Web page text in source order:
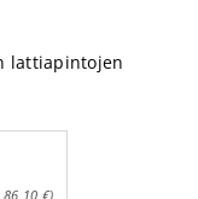
lattiapintojen
86,10 €)